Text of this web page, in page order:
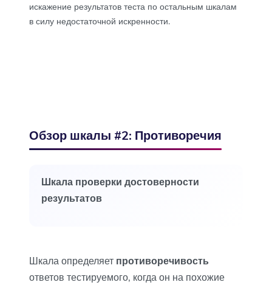
искажение результатов теста по остальным шкалам
в силу недостаточной искренности.
Обзор шкалы #2: Противоречия
Шкала проверки достоверности
результатов
Шкала определяет противоречивость
ответов тестируемого, когда он на похожие